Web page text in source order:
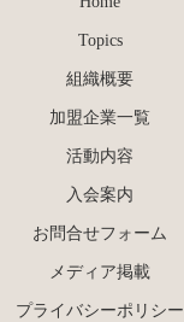
Topics
組織概要
加盟企業一覧
活動内容
入会案内
お問合せフォーム
メディア掲載
プライバシーポリシー